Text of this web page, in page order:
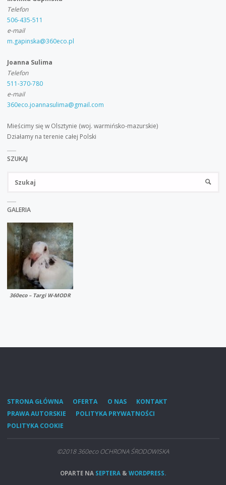
Telefon
506-435-511
e-mail
m.gapinska@360eco.pl
Joanna Sulima
Telefon
511-370-780
e-mail
360eco.joannasulima@gmail.com
Mieścimy się w Olsztynie (woj. warmińsko-mazurskie)
Działamy na terenie całej Polski
SZUKAJ
GALERIA
360eco – Targi W-MODR
STRONA GŁÓWNA OFERTA O NAS
KONTAKT
PRAWA AUTORSKIE
POLITYKA PRYWATNOŚCI
POLITYKA COOKIE
©2018 360eco OCHRONA ŚRODOWISKA
OPARTE NA SEPTERA & WORDPRESS.